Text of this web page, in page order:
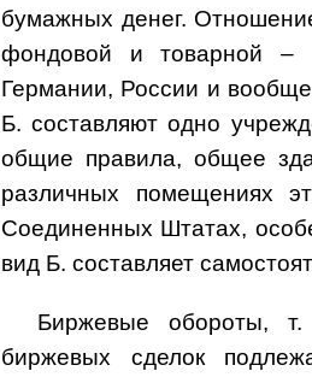
бумажных денег.
фондовой и товарной –
Германии, России и
Б. составляют одно
общие правила, общее
различных помещениях
Соединенных Штатах,
вид Б. составляет
Биржевые обороты,
биржевых сделок